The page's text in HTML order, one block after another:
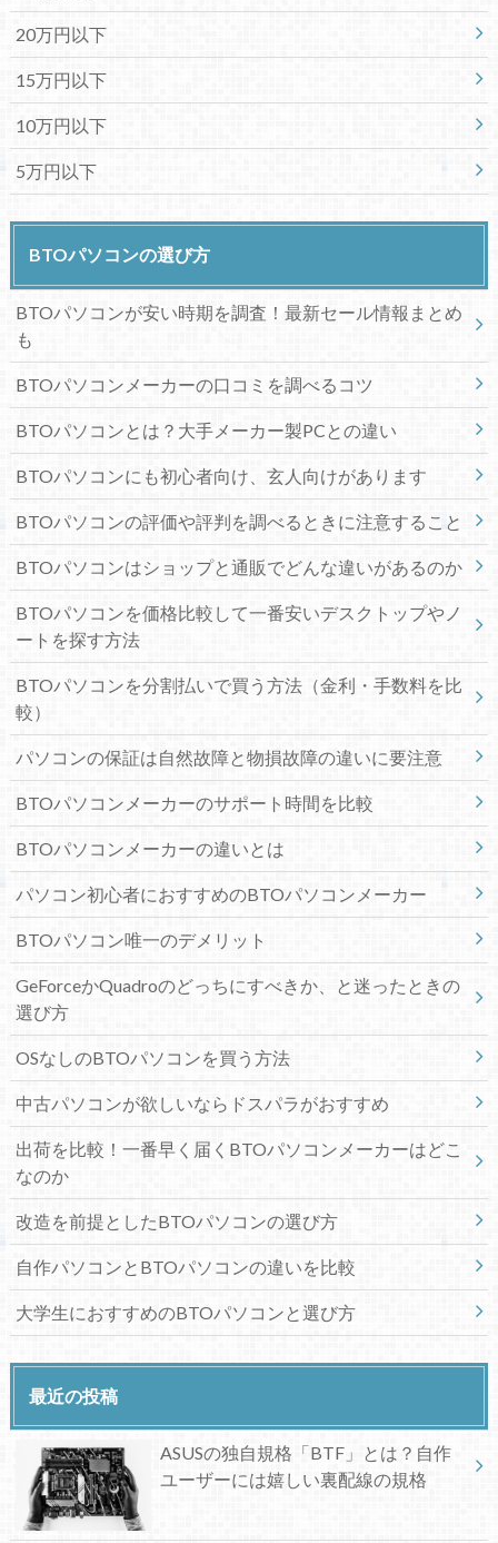
20万円以下
15万円以下
10万円以下
5万円以下
BTOパソコンの選び方
BTOパソコンが安い時期を調査！最新セール情報まとめ
も
BTOパソコンメーカーの口コミを調べるコツ
BTOパソコンとは？大手メーカー製PCとの違い
BTOパソコンにも初心者向け、玄人向けがあります
BTOパソコンの評価や評判を調べるときに注意すること
BTOパソコンはショップと通販でどんな違いがあるのか
BTOパソコンを価格比較して一番安いデスクトップやノ
ートを探す方法
BTOパソコンを分割払いで買う方法（金利・手数料を比
較）
パソコンの保証は自然故障と物損故障の違いに要注意
BTOパソコンメーカーのサポート時間を比較
BTOパソコンメーカーの違いとは
パソコン初心者におすすめのBTOパソコンメーカー
BTOパソコン唯一のデメリット
GeForceかQuadroのどっちにすべきか、と迷ったときの
選び方
OSなしのBTOパソコンを買う方法
中古パソコンが欲しいならドスパラがおすすめ
出荷を比較！一番早く届くBTOパソコンメーカーはどこ
なのか
改造を前提としたBTOパソコンの選び方
自作パソコンとBTOパソコンの違いを比較
大学生におすすめのBTOパソコンと選び方
最近の投稿
ASUSの独自規格「BTF」とは？自作
ユーザーには嬉しい裏配線の規格